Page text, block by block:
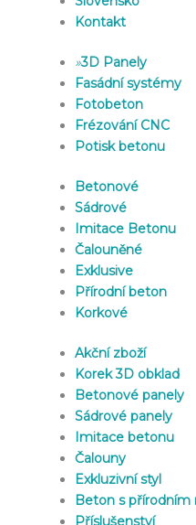
Kontakt
»3D Panely
Fasádní systémy
Fotobeton
Frézování CNC
Potisk betonu
Betonové
Sádrové
Imitace Betonu
Čalouněné
Exklusive
Přírodní beton
Korkové
Akční zboží
Korek 3D obklad
Betonové panely
Sádrové panely
Imitace betonu
Čalouny
Exkluzivní styl
Beton s
Příslušenství